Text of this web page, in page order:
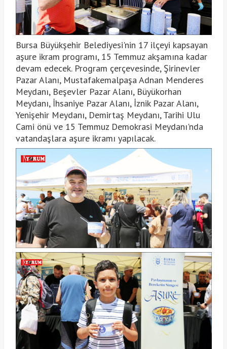
Bursa Büyükşehir Belediyesi'nin 17 ilçeyi kapsayan
aşure ikram programı, 15 Temmuz akşamına kadar
devam edecek. Program çerçevesinde, Şirinevler
Pazar Alanı, Mustafakemalpaşa Adnan Menderes
Meydanı, Beşevler Pazar Alanı, Büyükorhan
Meydanı, İhsaniye Pazar Alanı, İznik Pazar Alanı,
Yenişehir Meydanı, Demirtaş Meydanı, Tarihi Ulu
Cami önü ve 15 Temmuz Demokrasi Meydanı'nda
vatandaşlara aşure ikramı yapılacak.